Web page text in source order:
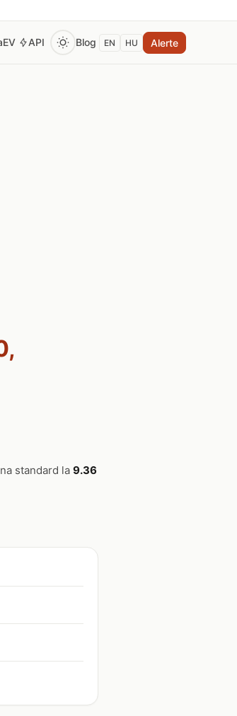
EV API Blog EN HU Alerte
standard la 9.36